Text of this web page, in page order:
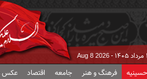
Aug 8 2026
حسینیه فرهنگ و هنر جامعه اقتصاد عکس